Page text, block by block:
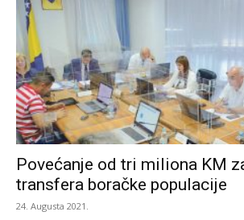
Povećanje od tri miliona KM
transfera boračke populacije
24. Augusta 2021.